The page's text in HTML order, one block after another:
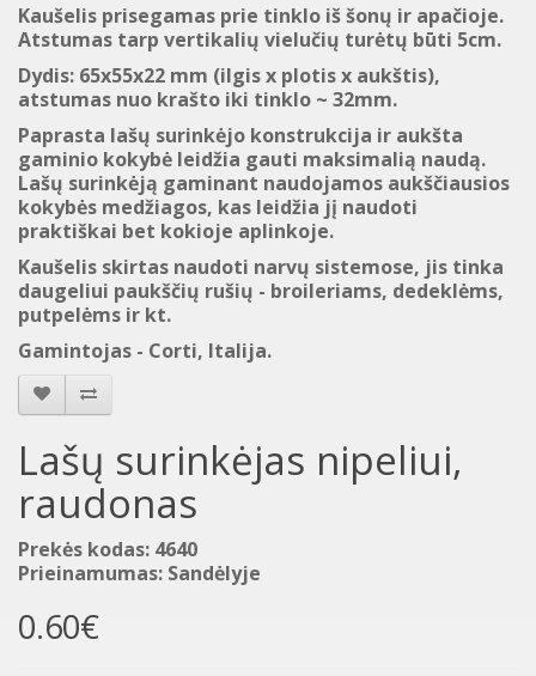
Kaušelis prisegamas prie tinklo iš šonų ir apačioje.
Atstumas tarp vertikalių vielučių turėtų būti 5cm.
Dydis: 65x55x22 mm (ilgis x plotis x aukštis),
atstumas nuo krašto iki tinklo ~ 32mm.
Paprasta lašų surinkėjo konstrukcija ir aukšta
gaminio kokybė leidžia gauti maksimalią naudą.
Lašų surinkėją gaminant naudojamos aukščiausios
kokybės medžiagos, kas leidžia jį naudoti
praktiškai bet kokioje aplinkoje.
Kaušelis skirtas naudoti narvų sistemose, jis tinka
daugeliui paukščių rušių - broileriams, dedeklėms,
putpelėms ir kt.
Gamintojas - Corti, Italija.
Lašų surinkėjas nipeliui,
raudonas
Prekės kodas: 4640
Prieinamumas: Sandėlyje
0.60€